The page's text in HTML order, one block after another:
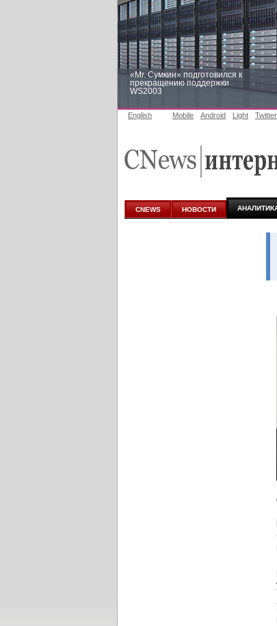
«Mr. Сумкин» подготовился к
прекращению поддержки
WS2003
аналитике
English Mobile Android Light
CNEWS НОВОСТИ